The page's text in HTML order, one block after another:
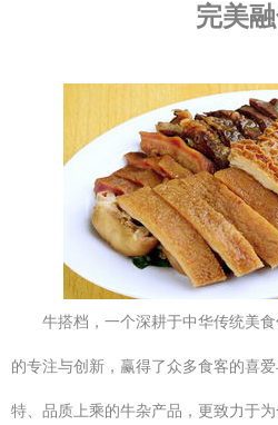
完美
牛搭档，一个深耕于中华传统美
的专注与创新，赢得了众多食客的喜
特、品质上乘的牛杂产品，更致力于